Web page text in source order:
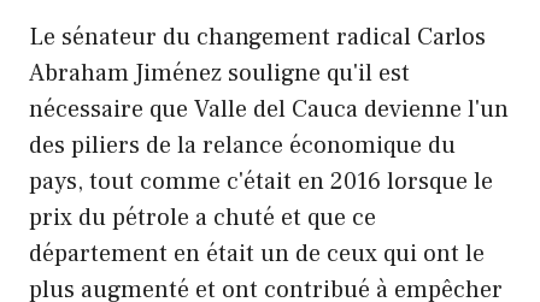
Le sénateur du changement radical Carlos
Abraham Jiménez souligne qu'il est
nécessaire que Valle del Cauca devienne l'un
des piliers de la relance économique du
pays, tout comme c'était en 2016 lorsque le
prix du pétrole a chuté et que ce
département en était un de ceux qui ont le
plus augmenté et ont contribué à empêcher